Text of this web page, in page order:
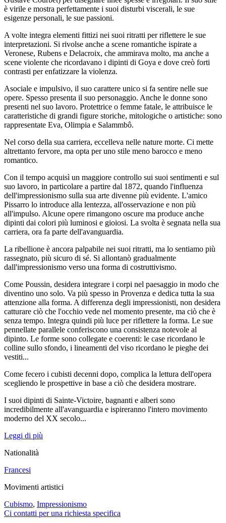
è virile e mostra perfettamente i suoi disturbi viscerali, le sue
esigenze personali, le sue passioni.
A volte integra elementi fittizi nei suoi ritratti per riflettere le sue
interpretazioni. Si rivolse anche a scene romantiche ispirate a
Veronese, Rubens e Delacroix, che ammirava molto, ma anche a
scene violente che ricordavano i dipinti di Goya e dove creò forti
contrasti per enfatizzare la violenza.
Asociale e impulsivo, il suo carattere unico si fa sentire nelle sue
opere. Spesso presenta il suo personaggio. Anche le donne sono
presenti nel suo lavoro. Protettrice o femme fatale, le attribuisce le
caratteristiche di grandi figure storiche, mitologiche o artistiche: sono
rappresentate Eva, Olimpia e Salammbô.
Nel corso della sua carriera, eccelleva nelle nature morte. Ci mette
altrettanto fervore, ma opta per uno stile meno barocco e meno
romantico.
Con il tempo acquisì un maggiore controllo sui suoi sentimenti e sul
suo lavoro, in particolare a partire dal 1872, quando l'influenza
dell'impressionismo sulla sua arte divenne più evidente. L'amico
Pissarro lo introduce alla lentezza, all'osservazione e non più
all'impulso. Alcune opere rimangono oscure ma produce anche
dipinti dai colori più luminosi e gioiosi. La svolta è segnata nella sua
carriera, ora fa parte dell'avanguardia.
La ribellione è ancora palpabile nei suoi ritratti, ma lo sentiamo più
rassegnato, più sicuro di sé. Si allontanò gradualmente
dall'impressionismo verso una forma di costruttivismo.
Come Poussin, desidera integrare i corpi nel paesaggio in modo che
diventino uno solo. Va più spesso in Provenza e dedica tutta la sua
attenzione alla forma. A differenza degli impressionisti, non desidera
catturare ciò che l'occhio vede nel momento presente, ma ciò che è
senza tempo. Integra quindi più luce per riflettere la forma. Le sue
pennellate parallele conferiscono una consistenza notevole al
dipinto. Le forme sono collegate e coerenti: le case ricordano le
colline sullo sfondo, i lineamenti del viso ricordano le pieghe dei
vestiti...
Come fecero i cubisti decenni dopo, complica la lettura dell'opera
scegliendo le prospettive in base a ciò che desidera mostrare.
I suoi dipinti di Sainte-Victoire, bagnanti e alberi sono
incredibilmente all'avanguardia e ispireranno l'intero movimento
moderno del XX secolo...
Leggi di più
Nationalità
Francesi
Movimenti artistici
Cubismo, Impressionismo
Ci contatti per una richiesta specifica